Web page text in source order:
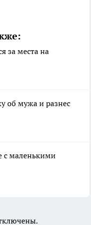
за места на
об мужа и разнес
с маленькими